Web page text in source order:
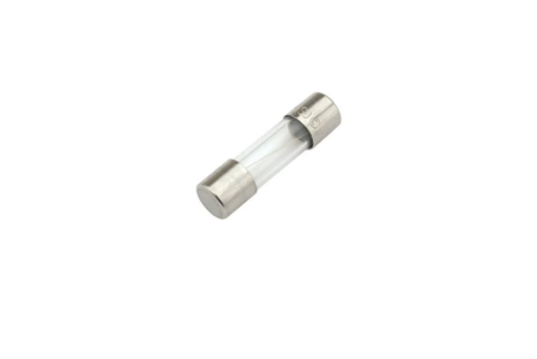
KÁBLE A KONEKTORY